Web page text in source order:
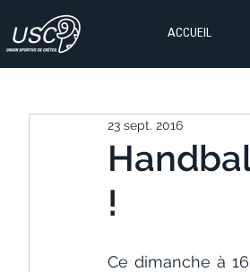
ACCUEIL
!
23 sept. 2016
Ce dimanche à